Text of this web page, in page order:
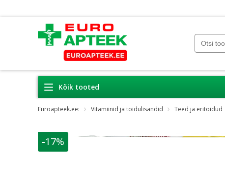
Kõik tooted
Euroapteek.ee: Vitamiinid ja toidulisandid Teed ja eritoidud
-17%